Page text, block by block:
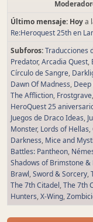
Último mensaje: Hoya
Re:Heroquest 25th en
Subforos Traducciones
Predator Arcadia Quest
Círculo de Sangre
Dawn Of Madness
The Affliction Frostgrave
HeroQuest 25
Juegos de Draco Ideas
Monster Lords of Hellas
Darkness Mice and
Battles: Pantheon
Shadows of Brimstone
Brawl Sword & Sorcery
The 7th Citadel The 7th
Hunters X-Wing